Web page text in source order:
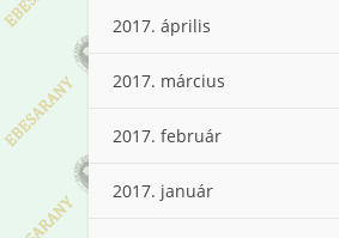
2017. április
2017. március
2017. február
2017. január